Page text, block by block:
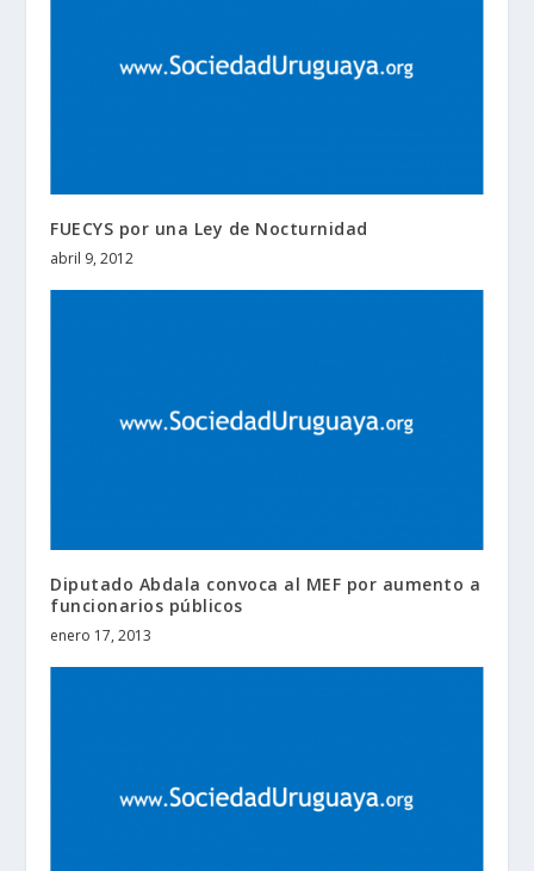
FUECYS por una Ley de Nocturnidad
abril 9, 2012
Diputado Abdala convoca al MEF por aumento a
funcionarios públicos
enero 17, 2013